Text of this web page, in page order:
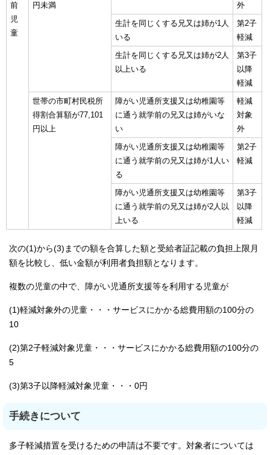
前
児
童
円未満
外
生計を同じくする兄又は姉が1人
いる
第2子
軽減
生計を同じくする兄又は姉が2人
以上いる
第3子
以降
軽減
世帯の市町村民税所
得割合算額が77,101
円以上
障がい児通所支援又は幼稚園等
に通う就学前の兄又は姉がいな
い
軽減
対象
外
障がい児通所支援又は幼稚園等
に通う就学前の兄又は姉が1人い
る
第2子
軽減
障がい児通所支援又は幼稚園等
に通う就学前の兄又は姉が2人以
上いる
第3子
以降
軽減
次の(1)から(3)までの額を合算した額と受給者証記載の負担上限月
額を比較し、低い金額が利用者負担額となります。
複数の児童の中で、障がい児通所支援等を利用する児童が
(1)軽減対象外の児童・・・サービスにかかる総費用額の100分の
10
(2)第2子軽減対象児童・・・サービスにかかる総費用額の100分の
5
(3)第3子以降軽減対象児童・・・0円
手続きについて
多子軽減措置を受けるための申請は不要です。対象者については